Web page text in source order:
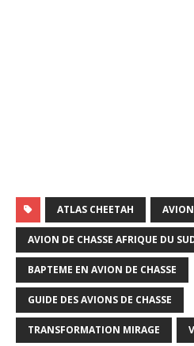
ATLAS CHEETAH AVION
AVION DE CHASSE AFRIQUE DU
BAPTEME EN AVION DE CHASSE
GUIDE DES AVIONS DE CHASSE
TRANSFORMATION MIRAGE